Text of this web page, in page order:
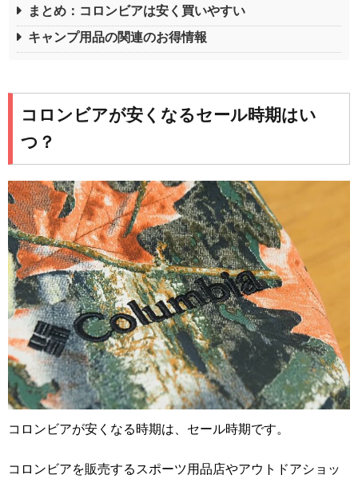
まとめ：コロンビアは安く買いやすい
キャンプ用品の関連のお得情報
コロンビアが安くなるセール時期はい
つ？
コロンビアが安くなる時期は、セール時期です。
コロンビアを販売するスポーツ用品店やアウトドアショッ